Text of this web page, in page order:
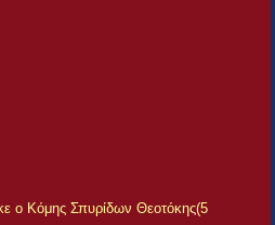
ο Κόμης Σπυρίδων Θεοτόκης(5